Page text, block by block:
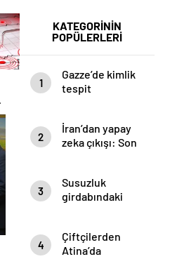
KATEGORİNİN
POPÜLERLERİ
1
Gazze’de kimlik
tespit
naaştan 99’unun
kimliği belirlendi
2
İran’dan yapay
zeka çıkışı: Son
3
Susuzluk
girdabındaki
4
Çiftçilerden
Atina’da